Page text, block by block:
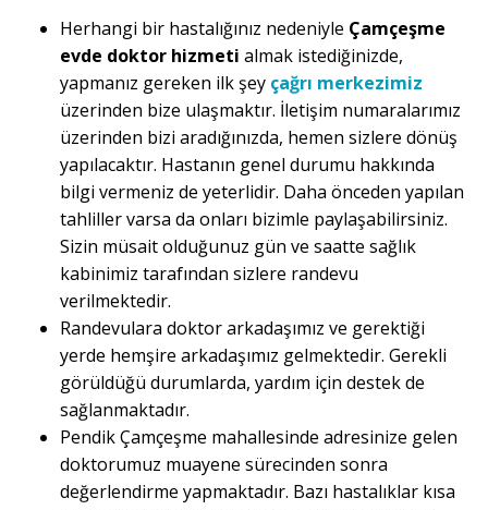
Herhangi bir hastalığınız nedeniyle Çamçeşme
evde doktor hizmeti almak istediğinizde,
yapmanız gereken ilk şey çağrı merkezimiz
üzerinden bize ulaşmaktır. İletişim numaralarımız
üzerinden bizi aradığınızda, hemen sizlere dönüş
yapılacaktır. Hastanın genel durumu hakkında
bilgi vermeniz de yeterlidir. Daha önceden yapılan
tahliller varsa da onları bizimle paylaşabilirsiniz.
Sizin müsait olduğunuz gün ve saatte sağlık
kabinimiz tarafından sizlere randevu
verilmektedir.
Randevulara doktor arkadaşımız ve gerektiği
yerde hemşire arkadaşımız gelmektedir. Gerekli
görüldüğü durumlarda, yardım için destek de
sağlanmaktadır.
Pendik Çamçeşme mahallesinde adresinize gelen
doktorumuz muayene sürecinden sonra
değerlendirme yapmaktadır. Bazı hastalıklar kısa